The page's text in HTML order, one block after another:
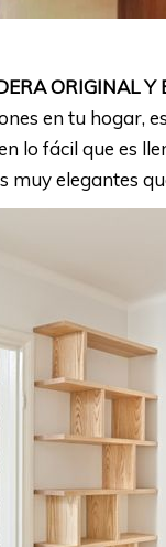
ORIGINAL Y
en tu hogar,
lo fácil que es
muy elegantes